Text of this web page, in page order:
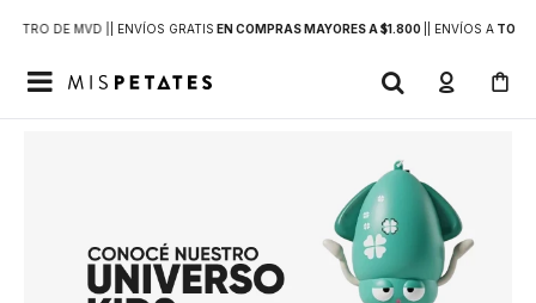
DE MVD | | ENVÍOS GRATIS EN COMPRAS MAYORES A $1.800 | ENVÍOS ATODO
